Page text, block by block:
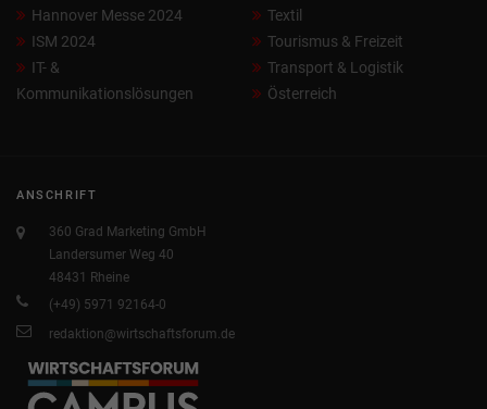
Hannover Messe 2024
ISM 2024
IT- &
Kommunikationslösungen
Textil
Tourismus & Freizeit
Transport & Logistik
Österreich
ANSCHRIFT
360 Grad Marketing GmbH
Landersumer Weg 40
48431 Rheine
(+49) 5971 92164-0
redaktion@wirtschaftsforum.de